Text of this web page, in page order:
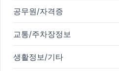
공무원/자격증
교통/주차장정보
생활정보/기타